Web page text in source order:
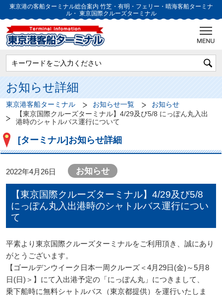
東京港の客船ターミナル総合案内 竹芝・有明・フェリー・晴海客船ターミナ
ル・ 東京国際クルーズターミナル
お知らせ詳細
東京港客船ターミナル お知らせ一覧
お知らせ
【東京国際クルーズターミナル】4/29及び5/8 にっぽん丸入出
港時のシャトルバス運行について
[ターミナル]お知らせ詳細
2022年4月26日 お知らせ
【東京国際クルーズターミナル】4/29及び5/8
にっぽん丸入出港時のシャトルバス運行につい
て
平素より東京国際クルーズターミナルをご利用頂き、誠にあり
がとうございます。
【ゴールデンウイーク日本一周クルーズ＜4月29日(金)～5月8
日(日)＞】にて入出港予定の「にっぽん丸」につきまして、
乗下船時に無料シャトルバス（東京都提供）を運行いたしま